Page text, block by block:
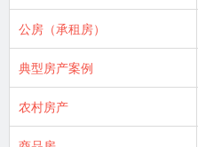
公房（承租房）
典型房产案例
农村房产